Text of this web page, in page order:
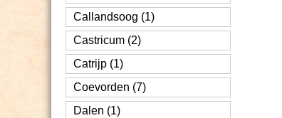
Callandsoog (1)
Castricum (2)
Catrijp (1)
Coevorden (7)
Dalen (1)